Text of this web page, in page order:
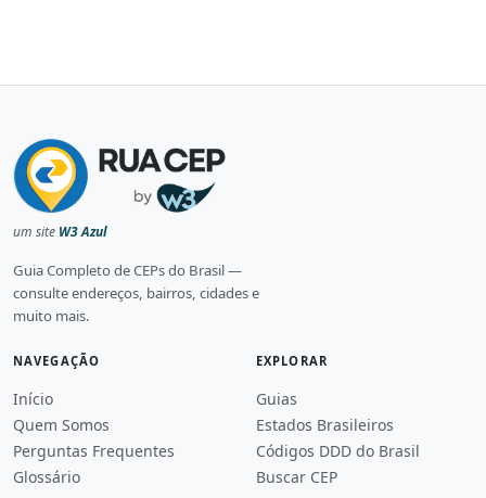
um site W3 Azul
Guia Completo de CEPs do Brasil —
consulte endereços, bairros, cidades e
muito mais.
NAVEGAÇÃO
Início
Quem Somos
Perguntas Frequentes
Glossário
EXPLORAR
Guias
Estados Brasileiros
Códigos DDD do Brasil
Buscar CEP